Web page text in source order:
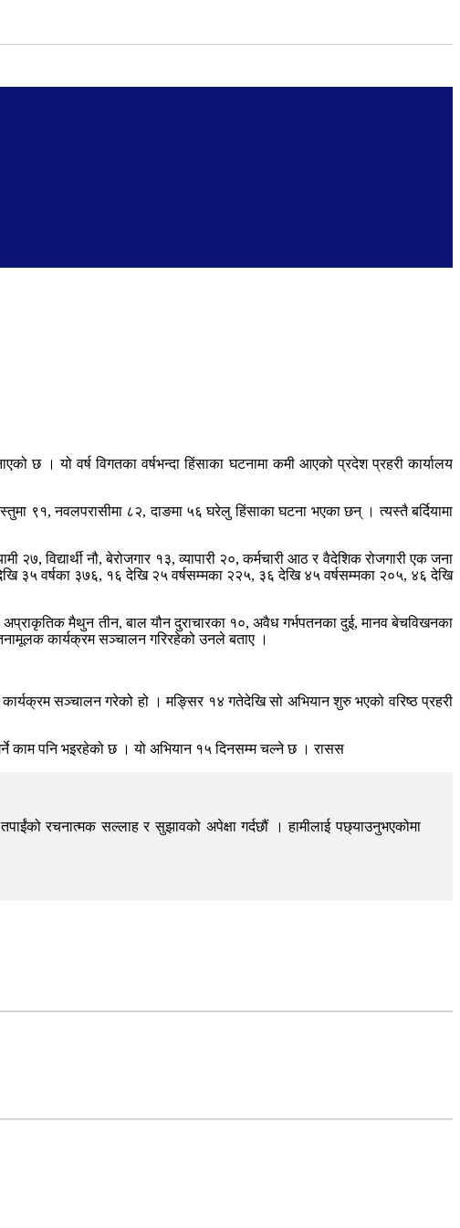
छ । यो वर्ष विगतका वर्षभन्दा हिंसाका घटनामा कमी आएको प्रदेश प्रहरी कार्यालय
९१, नवलपरासीमा ८२, दाङमा ५६ घरेलु हिंसाका घटना भएका छन् । त्यस्तै बर्दियामा
विद्यार्थी नौ, बेरोजगार १३, व्यापारी २०, कर्मचारी आठ र वैदेशिक रोजगारी एक जना
३५ वर्षका ३७६, १६ देखि २५ वर्षसम्मका २२५, ३६ देखि ४५ वर्षसम्मका २०५, ४६ देखि
अप्राकृतिक मैथुन तीन, बाल यौन दुराचारका १०, अवैध गर्भपतनका दुई, मानव बेचविखनका
कार्यक्रम सञ्चालन गरिरहेको उनले बताए ।
सञ्चालन गरेको हो । मङ्सिर १४ गतेदेखि सो अभियान शुरु भएको वरिष्ठ प्रहरी
काम पनि भइरहेको छ । यो अभियान १५ दिनसम्म चल्ने छ । रासस
रचनात्मक सल्लाह र सुझावको अपेक्षा गर्दछौं । हामीलाई पछ्याउनुभएकोमा